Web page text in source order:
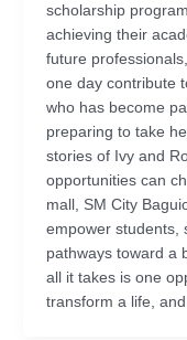
scholarship
achieving their
future
one day contribute
who has become
preparing to take
stories of Ivy and
opportunities can
mall, SM City
empower students,
pathways toward a
all it takes is one
transform a life,